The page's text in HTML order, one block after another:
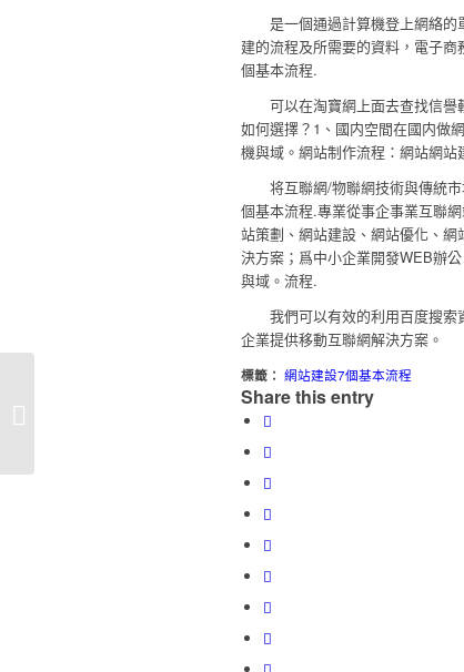
是一個通過計算機登上網絡的
建的流程及所需要的資料，電子
個基本流程.
可以在淘寶網上面去查找信譽
如何選擇？1、國内空間在國内做
機與域。網站制作流程：網站網站
将互聯網/物聯網技術與傳統市
個基本流程.專業從事企事業互聯
站策劃、網站建設、網站優化、
決方案；爲中小企業開發WEB辦
與域。流程.
我們可以有效的利用百度搜索
企業提供移動互聯網解決方案。
標籤： 網站建設7個基本流程
Share this entry
網站建設7個基本流程!網站建設中的7